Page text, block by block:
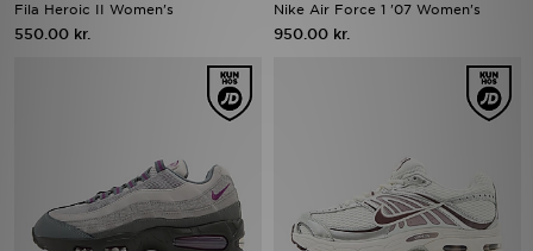
Fila Heroic II Women's
550.00 kr.
Nike Air Force 1 '07 Women's
950.00 kr.